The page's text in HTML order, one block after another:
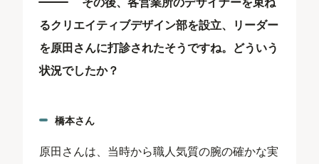
るクリエイティブデザイン部を設立、リーダー
を原田さんに打診されたそうですね。どういう
状況でしたか？
橋本さん
原田さんは、当時から職人気質の腕の確かな実